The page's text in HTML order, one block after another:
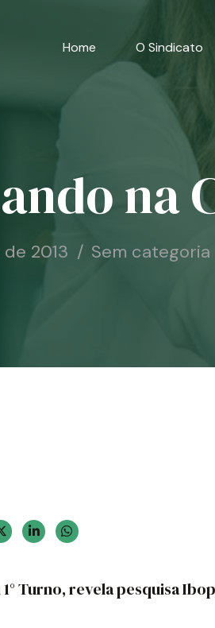
Home O Sindicato
na
2013 Sem categoria
Turno, revela pesquisa